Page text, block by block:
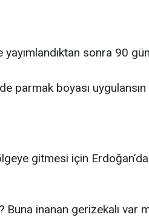
sonra 90
parmak boyası
gitmesi için
inanan gerizekalı var